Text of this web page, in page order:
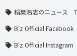
稲葉浩志のニュース
B'z Official Facebook
B'z Official Instagram